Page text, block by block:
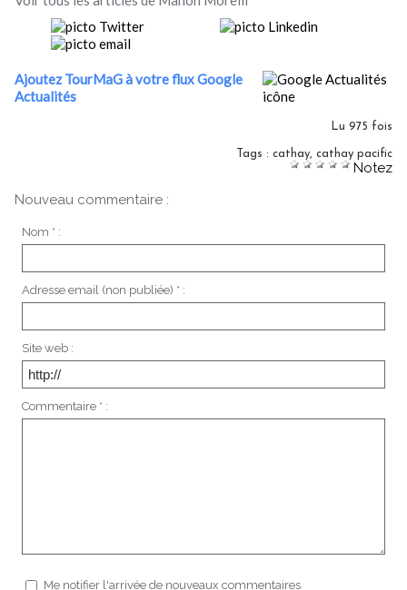
Ajoutez TourMaG à votre flux Google
Actualités
Lu 975 fois
Tags : cathay, cathay pacific
Notez
Nouveau commentaire :
Nom * :
Adresse email (non publiée) * :
Site web :
Commentaire * :
Me notifier l'arrivée de nouveaux commentaires